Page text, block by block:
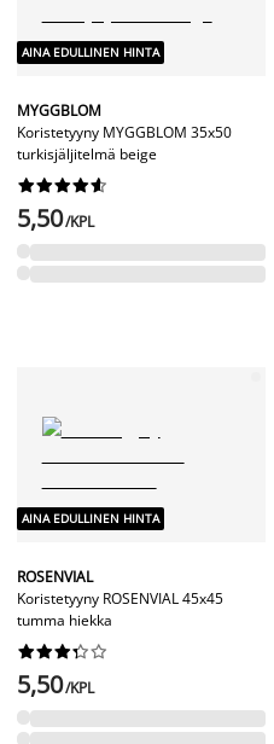
AINA EDULLINEN HINTA
MYGGBLOM
Koristetyyny MYGGBLOM 35x50
turkisjäljitelmä beige






5,50/KPL
AINA EDULLINEN HINTA
ROSENVIAL
Koristetyyny ROSENVIAL 45x45
tumma hiekka






5,50/KPL